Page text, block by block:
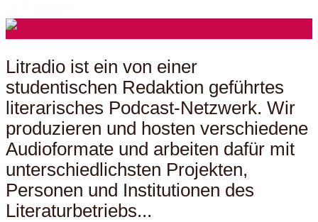
Litradio ist ein von einer
studentischen Redaktion geführtes
literarisches Podcast-Netzwerk. Wir
produzieren und hosten verschiedene
Audioformate und arbeiten dafür mit
unterschiedlichsten Projekten,
Personen und Institutionen des
Literaturbetriebs...